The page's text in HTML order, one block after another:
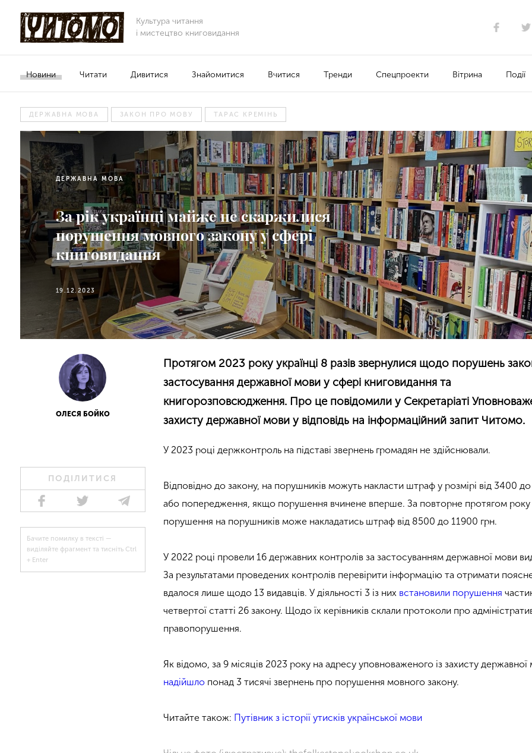
Культура читання
і мистецтво книговидання
Новини Читати Дивитися Знайомитися Вчитися Тренди Спецпроекти Вітрина Події
ДЕРЖАВНА МОВА ЗАКОН ПРО МОВУ ТАРАС КРЕМІНЬ
ДЕРЖАВНА МОВА
За рік українці майже не скаржилися
порушення мовного закону у сфері
книговидання
19.12.2023
ОЛЕСЯ БОЙКО
ПОДІЛИТИСЯ
Бачите помилку в тексті —
виділяйте фрагмент та тисніть Ctrl
+ Enter
Протягом 2023 року українці 8 разів звернулися щодо порушень
застосування державної мови у сфері книговидання та
книгорозповсюдження. Про це повідомили у Секретаріаті
захисту державної мови у відповідь на інформаційний запит Читомо.
У 2023 році держконтроль на підставі звернень громадян не здійснювали.
Відповідно до закону, на порушників можуть накласти штраф у розмірі від 3400
або попередження, якщо порушення вчинене вперше. За повторне протягом року
порушення на порушників може накладатись штраф від 8500 до 11900 грн.
У 2022 році провели 16 державних контролів за застосуванням державної мови
За результатами проведених контролів перевірити інформацію та отримати
вдалося лише щодо 13 видавців. У діяльності 3 із них встановили порушення
четвертої статті 26 закону. Щодо їх керівників склали протоколи про
правопорушення.
Як відомо, за 9 місяців 2023 року на адресу уповноваженого із захисту державної
надійшло понад 3 тисячі звернень про порушення мовного закону.
Читайте також: Путівник з історії утисків української мови